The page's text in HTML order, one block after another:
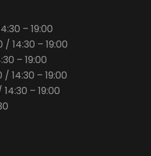
– 19:00
/ 14:30 – 19:00
– 19:00
/ 14:30 – 19:00
14:30 – 19:00